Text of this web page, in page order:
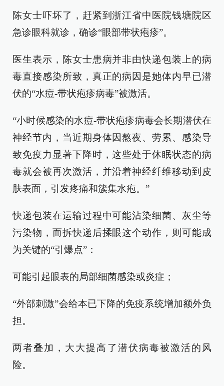
陈女士吓坏了，赶紧到浙江省中医院钱塘院区
急诊眼科就诊，确诊“眼部带状疱疹”。
医生表示，陈女士患病并非由快递包装上的病
毒直接感染所致，真正的病因是她体内早已潜
伏的“水痘-带状疱疹病毒”被激活。
“小时候感染的水痘-带状疱疹病毒会长期潜伏在
神经节内，当近期身体因熬夜、劳累、感染导
致免疫力显著下降时，这些处于休眠状态的病
毒就会被再次激活，并沿着神经纤维移动到皮
肤表面，引发疼痛和簇集水疱。”
快递包装在运输过程中可能沾染细菌、灰尘等
污染物，而拆快递后揉眼这个动作，则可能成
为关键的“引爆点”：
可能引起眼表的局部细菌感染或炎症；
“外部刺激”会给本已下降的免疫系统增加额外负
担。
两者叠加，大大提高了潜伏病毒被激活的风
险。